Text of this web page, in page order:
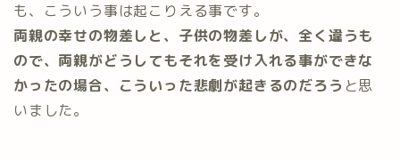
も、こういう事は起こりえる事です。
両親の幸せの物差しと、子供の物差しが、全く違うも
ので、両親がどうしてもそれを受け入れる事ができな
かったの場合、こういった悲劇が起きるのだろう と思
いました。